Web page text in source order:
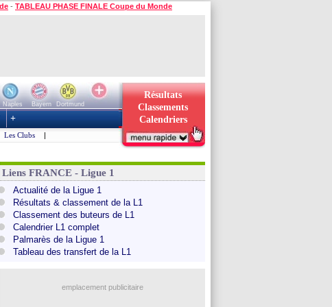
- TABLEAU PHASE FINALE Coupe du Monde
Naples Bayern Dortmund
Résultats
Classements
Calendriers
+
Les Clubs |
Liens FRANCE - Ligue 1
Actualité de la Ligue 1
Résultats & classement de la L1
Classement des buteurs de L1
Calendrier L1 complet
Palmarès de la Ligue 1
Tableau des transfert de la L1
emplacement publicitaire